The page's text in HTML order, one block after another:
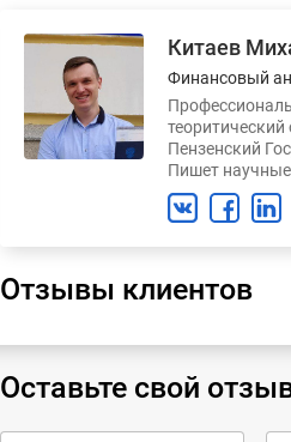
Китаев
Финансовый
Пензенский
Пишет
Отзывы клиентов
Оставьте свой